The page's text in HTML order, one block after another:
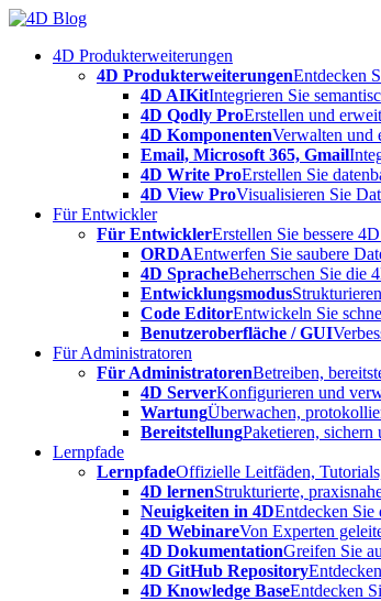
Skip
content4D Produkterweiterungen
4D ProdukterweiterungenEntdecken
4D AIKitIntegrieren Sie
4D Qodly ProErstellen und
4D KomponentenVerwalten und
Email, Microsoft 365, Gmail
4D Write ProErstellen Sie
4D View ProVisualisieren Sie
Für Entwickler
Für EntwicklerErstellen Sie bessere
ORDAEntwerfen Sie saubere
4D SpracheBeherrschen Sie die
Entwicklungsmodus
Code EditorEntwickeln Sie
Benutzeroberfläche / GUI
Für Administratoren
Für AdministratorenBetreiben,
4D ServerKonfigurieren und
WartungÜberwachen,
BereitstellungPaketieren,
Lernpfade
LernpfadeOffizielle Leitfäden,
4D lernenStrukturierte,
Neuigkeiten in 4DEntdecken Sie
4D WebinareVon Experten
4D DokumentationGreifen Sie
4D GitHub Repository
4D Knowledge BaseEntdecken